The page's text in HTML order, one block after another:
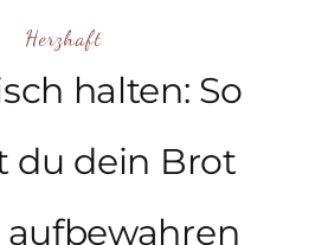
Herzhaft
halten: So
du dein Brot